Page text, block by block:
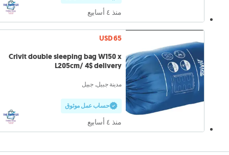
منذ ٤ أسابيع
USD 65
Crivit double sleeping bag W150 x
L205cm/ 4$ delivery
مدينة جبيل, جبيل
حساب عمل موثوق
منذ ٤ أسابيع